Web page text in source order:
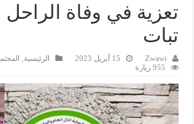
تعزية في وفاة
تبات
Zwawi 15 أبريل 2023 الرئيسية
955 زيارة